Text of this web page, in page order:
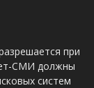
при
СМИ должны
систем